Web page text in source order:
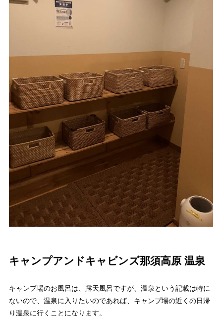
キャンプアンドキャビンズ那須高原 温泉
キャンプ場のお風呂は、露天風呂ですが、温泉という記載は特に
ないので、温泉に入りたいのであれば、キャンプ場の近くの日帰
り温泉に行くことになります。